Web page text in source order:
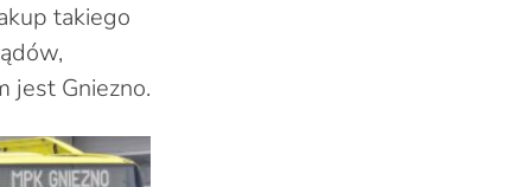
takiego
jest Gniezno.